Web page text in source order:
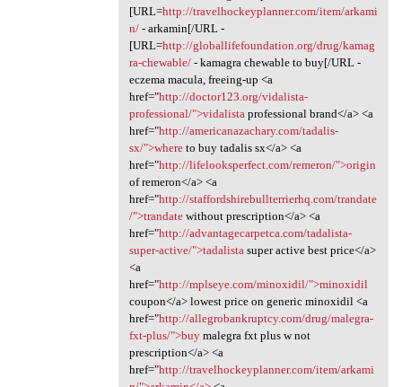
[URL=http://travelhockeyplanner.com/item/arkami
n/- arkamin[/URL -
[URL=http://globallifefoundation.org/drug/kamag
ra-chewable/- kamagra chewable to buy[/URL -
eczema macula, freeing-up <a
href="http://doctor123.org/vidalista-
professional/">vidalistaprofessional brand</a> <a
href="http://americanazachary.com/tadalis-
sx/">whereto buy tadalis sx</a> <a
href="http://lifelooksperfect.com/remeron/">origin
of remeron</a> <a
href="http://staffordshirebullterrierhq.com/trandate
/">trandatewithout prescription</a> <a
href="http://advantagecarpetca.com/tadalista-
super-active/">tadalistasuper active best price</a>
<a
href="http://mplseye.com/minoxidil/">minoxidil
coupon</a> lowest price on generic minoxidil <a
href="http://allegrobankruptcy.com/drug/malegra-
fxt-plus/">buymalegra fxt plus w not
prescription</a> <a
href="http://travelhockeyplanner.com/item/arkami